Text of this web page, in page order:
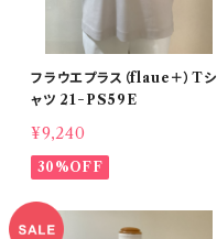
フラウエプラス（flaue＋）Tシ
ャツ 21−PS59E
¥9,240
30%OFF